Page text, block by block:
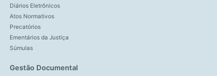
Diários Eletrônicos
Atos Normativos
Precatórios
Ementários da Justiça
Súmulas
Gestão Documental